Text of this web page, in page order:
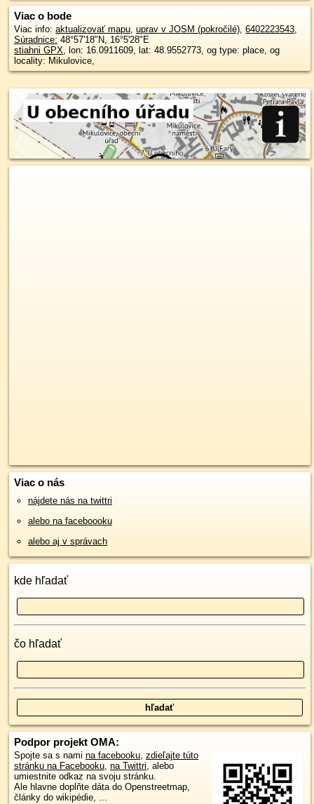
Viac o bode
Viac info: aktualizovať mapu, uprav v JOSM (pokročilé), 6402223543,
Súradnice: 48°57'18"N, 16°5'28"E
stiahni GPX, lon: 16.0911609, lat: 48.9552773, og type: place, og
locality: Mikulovice,
Viac o nás
nájdete nás na twittri
alebo na faceboooku
alebo aj v správach
kde hľadať
čo hľadať
Podpor projekt OMA:
Spojte sa s nami na facebooku, zdieľajte túto
stránku na Facebooku, na Twittri, alebo
umiestnite odkaz na svoju stránku.
Ale hlavne doplňte dáta do Openstreetmap,
články do wikipédie, ...